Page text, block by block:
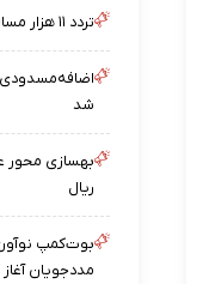
تردد ۱۱ هزار مسافر از کیش به‌صورت هوایی و دریایی
اضافه‌مسدودی
شد
ریال
بوت‌کمپ
مددجویان